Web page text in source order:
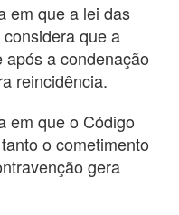
em que a lei das
que a
a condenação
reincidência.
em que o Código
o cometimento
gera